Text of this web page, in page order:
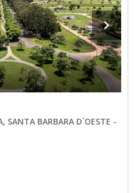
SANTA BARBARA D`OESTE -